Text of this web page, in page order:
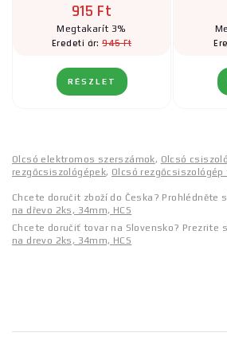
915 Ft
Megtakarít 3%
Eredeti ár:945 Ft
RÉSZLET
Olcsó elektromos szerszámok, Olcsó
rezgőcsiszológépek, Olcsó
Chcete doručit zboží do Česka? Prohlédněte
na dřevo 2ks, 34mm, HCS
Chcete doručiť tovar na Slovensko? Prezrite
na drevo 2ks, 34mm, HCS